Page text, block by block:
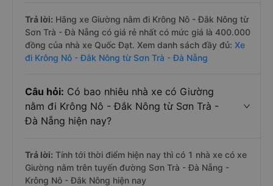
Trả lời: Hãng xe Giường nằm đi Krông Nô - Đắk Nông từ
Sơn Trà - Đà Nẵng có giá rẻ nhất có mức giá là 400.000
đồng của nhà xe Quốc Đạt. Xem danh sách đầy đủ: Xe
đi Krông Nô - Đắk Nông từ Sơn Trà - Đà Nẵng
Câu hỏi: Có bao nhiêu nhà xe có Giường
nằm đi Krông Nô - Đắk Nông từ Sơn Trà -
Đà Nẵng hiện nay?
Trả lời: Tính tới thời điểm hiện nay thì có 1 nhà xe có xe
Giường nằm trên tuyến đường Sơn Trà - Đà Nẵng -
Krông Nô - Đắk Nông hiện nay